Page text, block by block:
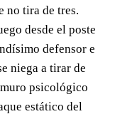
no tira de tres.
desde el poste
defensor e
niega a tirar de
psicológico
estático del